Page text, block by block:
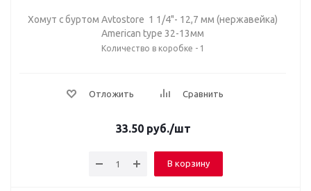
Хомут с буртом Avtostore 1 1/4"- 12,7 мм (нержавейка)
American type 32-13мм
Количество в коробке - 1
Отложить Сравнить
33.50руб./шт
В корзину